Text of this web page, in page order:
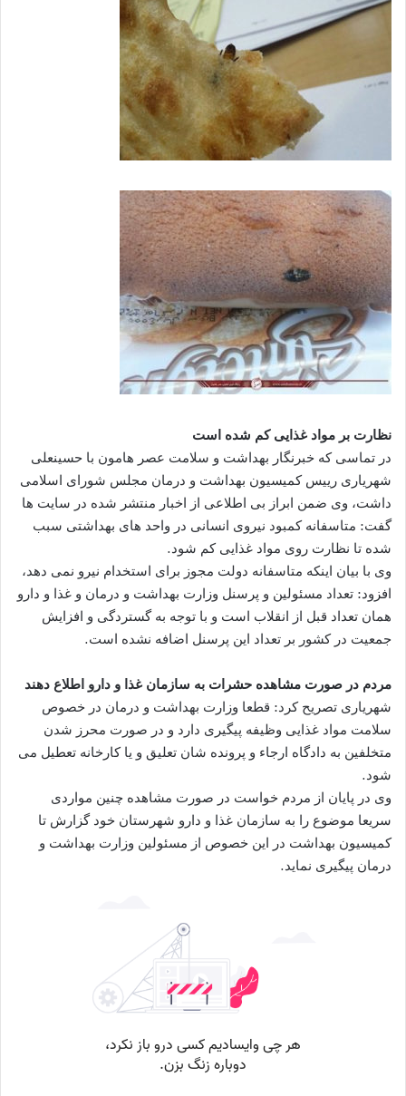
نظارت بر مواد غذایی کم شده است
در تماسی که خبرنگار بهداشت و سلامت عصر هامون با حسینعلی
شهریاری رییس کمیسیون بهداشت و درمان مجلس شورای اسلامی
داشت، وی ضمن ابراز بی اطلاعی از اخبار منتشر شده در سایت ها
گفت: متاسفانه کمبود نیروی انسانی در واحد های بهداشتی سبب
شده تا نظارت روی مواد غذایی کم شود.
وی با بیان اینکه متاسفانه دولت مجوز برای استخدام نیرو نمی دهد،
افزود: تعداد مسئولین و پرسنل وزارت بهداشت و درمان و غذا و دارو
همان تعداد قبل از انقلاب است و با توجه به گستردگی و افزایش
جمعیت در کشور بر تعداد این پرسنل اضافه نشده است.
مردم در صورت مشاهده حشرات به سازمان غذا و دارو اطلاع دهند
شهریاری تصریح کرد: قطعا وزارت بهداشت و درمان در خصوص
سلامت مواد غذایی وظیفه پیگیری دارد و در صورت محرز شدن
متخلفین به دادگاه ارجاء و پرونده شان تعلیق و یا کارخانه تعطیل می
شود.
وی در پایان از مردم خواست در صورت مشاهده چنین مواردی
سریعا موضوع را به سازمان غذا و دارو شهرستان خود گزارش تا
کمیسیون بهداشت در این خصوص از مسئولین وزارت بهداشت و
درمان پیگیری نماید.